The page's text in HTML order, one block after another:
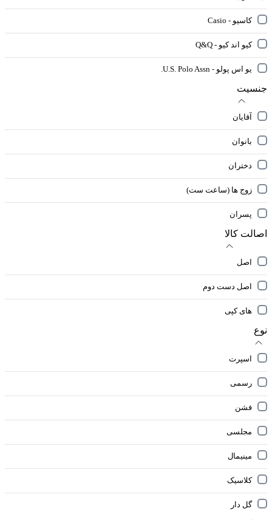
کاسیو - Casio
کیو اند کیو - Q&Q
یو اس پولو - U.S. Polo Assn.
جنسیت
آقایان
بانوان
دختران
زوج ها (ساعت ست)
پسران
اصالت کالا
اصل
اصل دست دوم
های کپی
نوع
اسپرت
رسمی
فشن
مجلسی
مینیمال
کلاسیک
گل دار